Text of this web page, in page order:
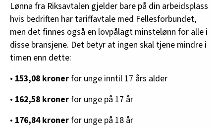
Lønna fra Riksavtalen gjelder bare på din arbeidsplass
hvis bedriften har tariffavtale med Fellesforbundet,
men det finnes også en lovpålagt minstelønn for alle i
disse bransjene. Det betyr at ingen skal tjene mindre i
timen enn dette:
• 153,08 kronerfor unge inntil 17 års alder
• 162,58 kronerfor unge på 17 år
• 176,84 kronerfor unge på 18 år